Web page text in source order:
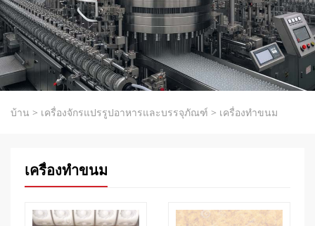
บ้าน > เครื่องจักรแปรรูปอาหารและบรรจุภัณฑ์ > เครื่องทำขนม
เครื่องทำขนม